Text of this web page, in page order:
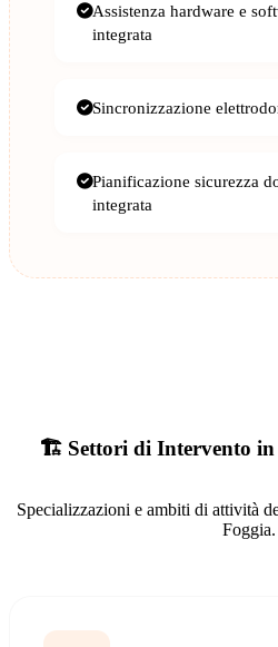
Assistenza hardware e
integrata
Sincronizzazione
Pianificazione sicurezza
integrata
🏗️ Settori di Intervento
Specializzazioni e ambiti di attività
Foggia.